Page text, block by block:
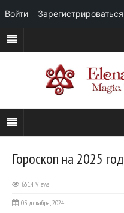
Гороскоп на 2025
6514 Views
03 декабря, 2024
Войти Зарегистрироваться